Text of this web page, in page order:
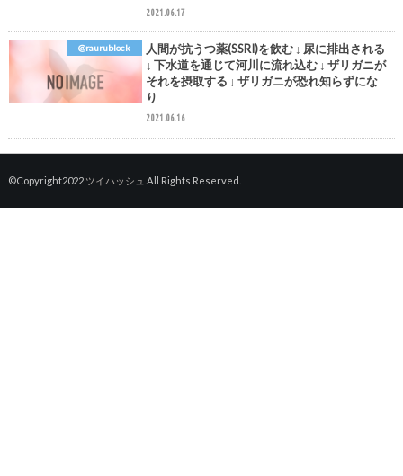
2021.06.17
@raurublock
人間が抗うつ薬(SSRI)を飲む ↓ 尿に排出される
↓ 下水道を通じて河川に流れ込む ↓ ザリガニが
それを摂取する ↓ ザリガニが恐れ知らずにな
り
2021.06.16
©Copyright2022 ツイハッシュ .All Rights Reserved.